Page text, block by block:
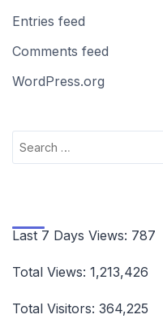
Entries feed
Comments feed
WordPress.org
Search
for:
Last 7 Days Views: 787
Total Views: 1,213,426
Total Visitors: 364,225